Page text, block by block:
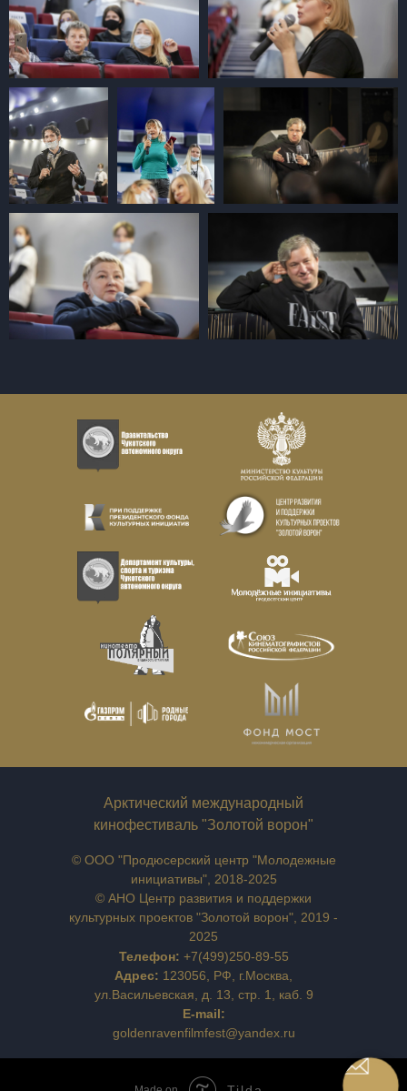
Арктический международный
кинофестиваль "Золотой ворон"
Телефон: +7(499)250-89-55
Адрес: 123056, РФ, г.Москва,
ул.Васильевская, д. 13, стр. 1, каб. 9
E-mail:
goldenravenfilmfest@yandex.ru
© ООО "Продюсерский центр "Молодежные
инициативы", 2018-2025
© АНО Центр развития и поддержки
культурных проектов "Золотой ворон", 2019 -
2025